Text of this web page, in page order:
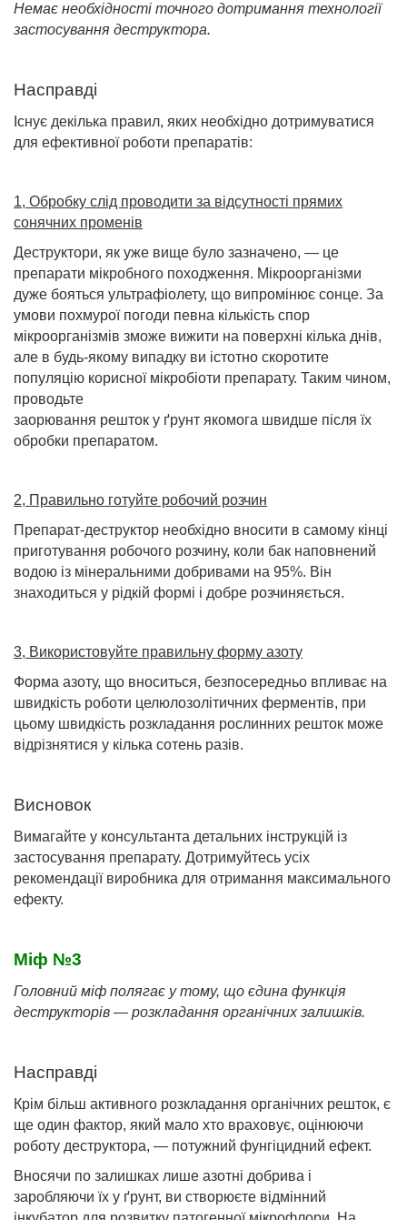
Немає необхідності точного дотримання технології
застосування деструктора.
Насправді
Існує декілька правил, яких необхідно дотримуватися
для ефективної роботи препаратів:
1, Обробку слід проводити за відсутності прямих
сонячних променів
Деструктори, як уже вище було зазначено, — це
препарати мікробного походження. Мікроорганізми
дуже бояться ультрафіолету, що випромінює сонце. За
умови похмурої погоди певна кількість спор
мікроорганізмів зможе вижити на поверхні кілька днів,
але в будь-якому випадку ви істотно скоротите
популяцію корисної мікробіоти препарату. Таким чином,
проводьте
заорювання решток у ґрунт якомога швидше після їх
обробки препаратом.
2, Правильно готуйте робочий розчин
Препарат-деструктор необхідно вносити в самому кінці
приготування робочого розчину, коли бак наповнений
водою із мінеральними добривами на 95%. Він
знаходиться у рідкій формі і добре розчиняється.
3, Використовуйте правильну форму азоту
Форма азоту, що вноситься, безпосередньо впливає на
швидкість роботи целюлозолітичних ферментів, при
цьому швидкість розкладання рослинних решток може
відрізнятися у кілька сотень разів.
Висновок
Вимагайте у консультанта детальних інструкцій із
застосування препарату. Дотримуйтесь усіх
рекомендації виробника для отримання максимального
ефекту.
Міф №3
Головний міф полягає у тому, що єдина функція
деструкторів — розкладання органічних залишків.
Насправді
Крім більш активного розкладання органічних решток, є
ще один фактор, який мало хто враховує, оцінюючи
роботу деструктора, — потужний фунгіцидний ефект.
Вносячи по залишках лише азотні добрива і
заробляючи їх у ґрунт, ви створюєте відмінний